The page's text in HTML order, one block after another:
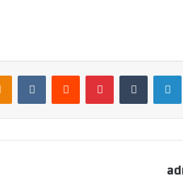
لينكدإن بينتيريست